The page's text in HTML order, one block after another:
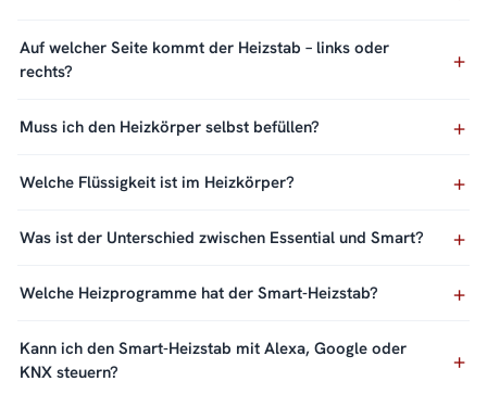
Auf welcher Seite kommt der Heizstab – links oder
rechts?
Muss ich den Heizkörper selbst befüllen?
Welche Flüssigkeit ist im Heizkörper?
Was ist der Unterschied zwischen Essential und Smart?
Welche Heizprogramme hat der Smart-Heizstab?
Kann ich den Smart-Heizstab mit Alexa, Google oder
KNX steuern?